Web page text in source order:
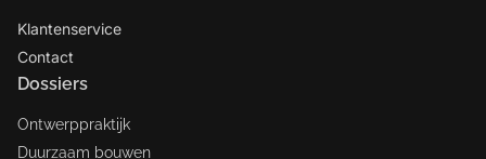
Klantenservice
Contact
Dossiers
Ontwerppraktijk
Duurzaam bouwen